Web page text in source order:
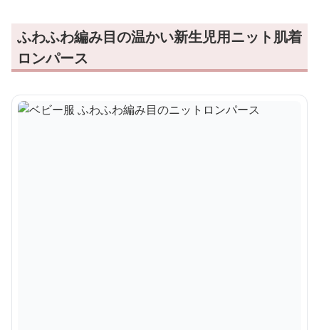
ふわふわ編み目の温かい新生児用ニット肌着
ロンパース